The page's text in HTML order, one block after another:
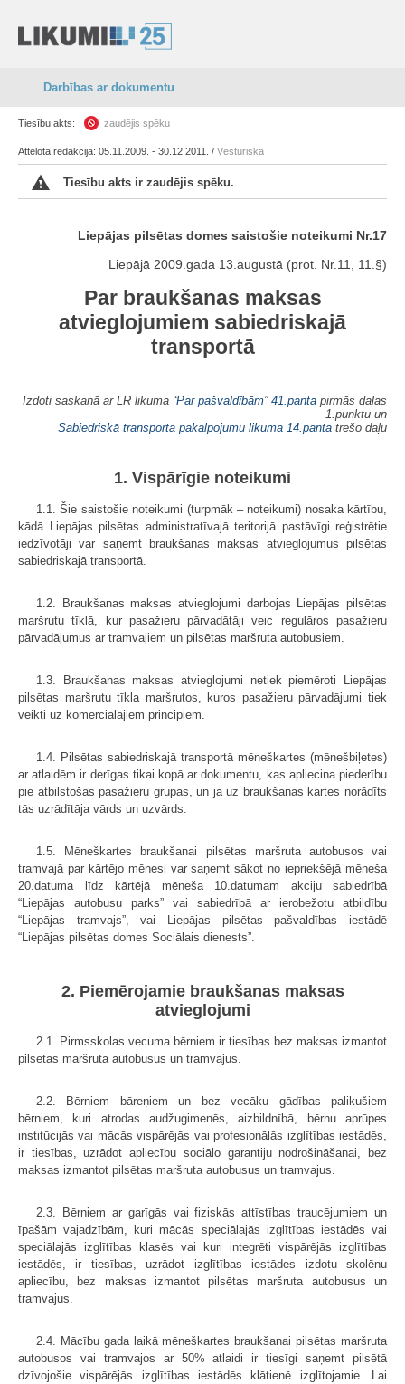
Darbības ar dokumentu
Tiesību akts: zaudējis spēku
Attēlotā redakcija: 05.11.2009. - 30.12.2011. / Vēsturiskā
Tiesību akts ir zaudējis spēku.
Liepājas pilsētas domes saistošie noteikumi Nr.17
Liepājā 2009.gada 13.augustā (prot. Nr.11, 11.§)
Par braukšanas maksas
atvieglojumiem sabiedriskajā
transportā
Izdoti saskaņā ar LR likuma “Par pašvaldībām” 41.panta pirmās daļas
1.punktu un
Sabiedriskā transporta pakalpojumu likuma 14.panta trešo daļu
1. Vispārīgie noteikumi
1.1. Šie saistošie noteikumi (turpmāk – noteikumi) nosaka kārtību,
kādā Liepājas pilsētas administratīvajā teritorijā pastāvīgi reģistrētie
iedzīvotāji var saņemt braukšanas maksas atvieglojumus pilsētas
sabiedriskajā transportā.
1.2. Braukšanas maksas atvieglojumi darbojas Liepājas pilsētas
maršrutu tīklā, kur pasažieru pārvadātāji veic regulāros pasažieru
pārvadājumus ar tramvajiem un pilsētas maršruta autobusiem.
1.3. Braukšanas maksas atvieglojumi netiek piemēroti Liepājas
pilsētas maršrutu tīkla maršrutos, kuros pasažieru pārvadājumi tiek
veikti uz komerciālajiem principiem.
1.4. Pilsētas sabiedriskajā transportā mēneškartes (mēnešbiļetes)
ar atlaidēm ir derīgas tikai kopā ar dokumentu, kas apliecina piederību
pie atbilstošas pasažieru grupas, un ja uz braukšanas kartes norādīts
tās uzrādītāja vārds un uzvārds.
1.5. Mēneškartes braukšanai pilsētas maršruta autobusos vai
tramvajā par kārtējo mēnesi var saņemt sākot no iepriekšējā mēneša
20.datuma līdz kārtējā mēneša 10.datumam akciju sabiedrībā
“Liepājas autobusu parks” vai sabiedrībā ar ierobežotu atbildību
“Liepājas tramvajs”, vai Liepājas pilsētas pašvaldības iestādē
“Liepājas pilsētas domes Sociālais dienests”.
2. Piemērojamie braukšanas maksas
atvieglojumi
2.1. Pirmsskolas vecuma bērniem ir tiesības bez maksas izmantot
pilsētas maršruta autobusus un tramvajus.
2.2. Bērniem bāreņiem un bez vecāku gādības palikušiem
bērniem, kuri atrodas audžuģimenēs, aizbildnībā, bērnu aprūpes
institūcijās vai mācās vispārējās vai profesionālās izglītības iestādēs,
ir tiesības, uzrādot apliecību sociālo garantiju nodrošināšanai, bez
maksas izmantot pilsētas maršruta autobusus un tramvajus.
2.3. Bērniem ar garīgās vai fiziskās attīstības traucējumiem un
īpašām vajadzībām, kuri mācās speciālajās izglītības iestādēs vai
speciālajās izglītības klasēs vai kuri integrēti vispārējās izglītības
iestādēs, ir tiesības, uzrādot izglītības iestādes izdotu skolēnu
apliecību, bez maksas izmantot pilsētas maršruta autobusus un
tramvajus.
2.4. Mācību gada laikā mēneškartes braukšanai pilsētas maršruta
autobusos vai tramvajos ar 50% atlaidi ir tiesīgi saņemt pilsētā
dzīvojošie vispārējās izglītības iestādēs klātienē izglītojamie. Lai